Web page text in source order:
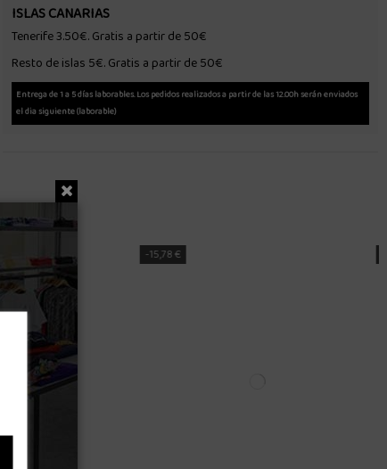
ISLAS CANARIAS
Tenerife 3.50€. Gratis a partir de 50€
Resto de islas 5€. Gratis a partir de 50€
Entrega de 1 a 5 días laborables. Los pedidos realizados a partir de las 12.00h serán enviados
el dia siguiente (laborable)
-19,78 €